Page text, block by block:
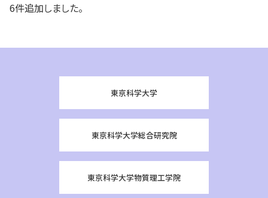
6件追加しました。
東京科学大学
東京科学大学総合研究院
東京科学大学物質理工学院